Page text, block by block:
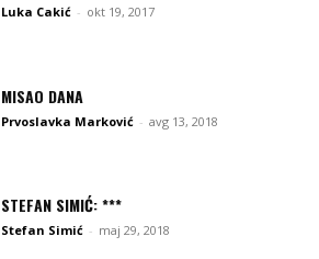
Luka Cakić - okt 19, 2017
MISAO DANA
Prvoslavka Marković - avg 13, 2018
STEFAN SIMIĆ: ***
Stefan Simić - maj 29, 2018